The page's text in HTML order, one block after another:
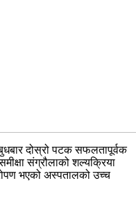
दोस्रो पटक सफलतापूर्वक
संग्रौलाको शल्यक्रिया
भएको अस्पतालको उच्च